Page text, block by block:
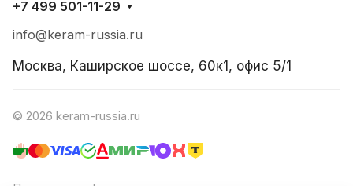
+7 499 501-11-29
info@keram-russia.ru
Москва, Каширское шоссе, 60к1, офис 5/1
© 2026 keram-russia.ru